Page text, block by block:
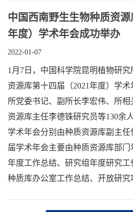
中国西南野生生物种质资源
年度）学术年会成功举办
2022-01-07
1月7日，中国科学院昆明植物研
资源库第十四届（2021年度）学
所党委书记、副所长李宏伟、所
资源库主任李德铢研究员等130余
学术年会分别由种质资源库副主
届学术年会主要由种质资源库部门
年度工作总结、研究组年度研究工
种质库办公室工作总结、开放研究